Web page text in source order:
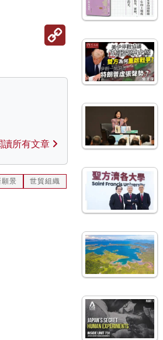
Link
讀所有文章
景
世貿組織